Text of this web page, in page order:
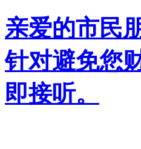
亲爱的市民
针对避免您
即接听。